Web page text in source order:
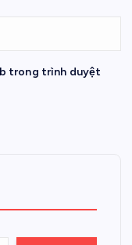
trong trình duyệt